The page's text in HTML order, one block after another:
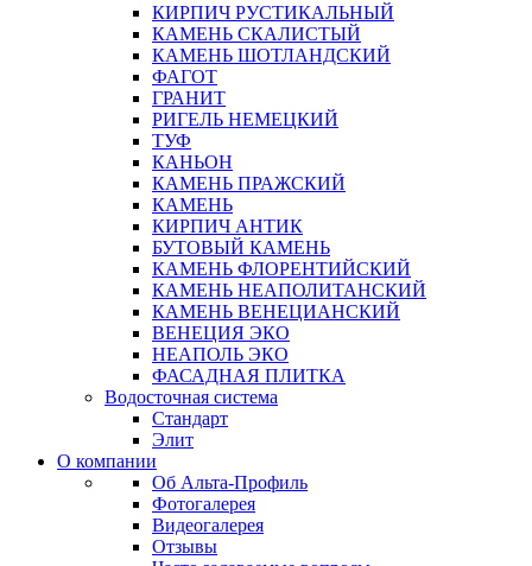
КИРПИЧ РУСТИКАЛЬНЫЙ
КАМЕНЬ СКАЛИСТЫЙ
КАМЕНЬ ШОТЛАНДСКИЙ
ФАГОТ
ГРАНИТ
РИГЕЛЬ НЕМЕЦКИЙ
ТУФ
КАНЬОН
КАМЕНЬ ПРАЖСКИЙ
КАМЕНЬ
КИРПИЧ АНТИК
БУТОВЫЙ КАМЕНЬ
КАМЕНЬ ФЛОРЕНТИЙСКИЙ
КАМЕНЬ НЕАПОЛИТАНСКИЙ
КАМЕНЬ ВЕНЕЦИАНСКИЙ
ВЕНЕЦИЯ ЭКО
НЕАПОЛЬ ЭКО
ФАСАДНАЯ ПЛИТКА
Водосточная система
Стандарт
Элит
О компании
Об Альта-Профиль
Фотогалерея
Видеогалерея
Отзывы